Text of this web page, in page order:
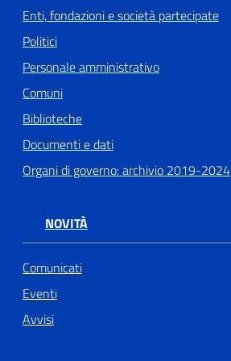
Enti, fondazioni e società partecipate
Politici
Personale amministrativo
Comuni
Biblioteche
Documenti e dati
Organi di governo: archivio 2019-2024
NOVITÀ
Comunicati
Eventi
Avvisi